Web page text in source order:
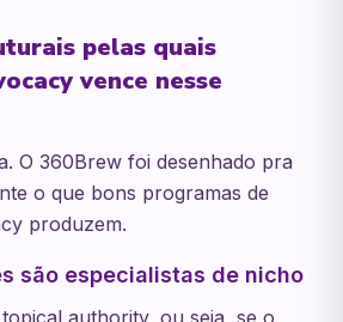
pelas quais
vence nesse
O 360Brew foi desenhado pra
o que bons programas de
produzem.
são especialistas de nicho
authority, ou seja, se o